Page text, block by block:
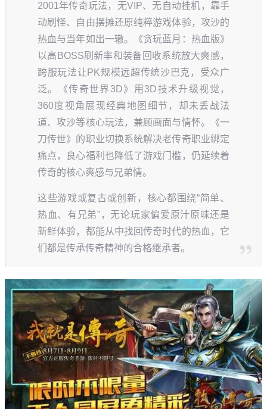
2001年传奇玩法，无VIP、无自动挂机，靠手
动刷怪、自由摆摊还原纯粹游戏体验，攻沙的
热血与当年如出一辙。《贪玩蓝月：热血版》
以高BOSS刷新率和装备回收系统放大爽感，
跨服玩法让PK规模远超传统沙巴克，受众广
泛。《传奇世界3D》用3D技术升级视觉，
360度视角展现经典地图细节，却未丢战法
道、攻沙等核心玩法，兼顾画面与情怀。《一
刀传世》的职业切换系统解决老传奇职业绑定
痛点，良心福利也降低了游戏门槛，仍延续着
传奇的核心爽感与兄弟情。
这些游戏或复古或创新，核心都围绕“简单、
热血、有兄弟”，无论玩家偏爱原汁原味还是
新鲜体验，都能从中找回传奇时代的热血，它
们都是传承传奇精神的合格继承者。